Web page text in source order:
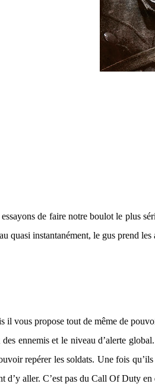
de faire notre boulot le plus
quasi instantanément, le gus prend
il vous propose tout de même de
ennemis et le niveau d’alerte
repérer les soldats. Une fois
d’y aller. C’est pas du Call Of Duty en